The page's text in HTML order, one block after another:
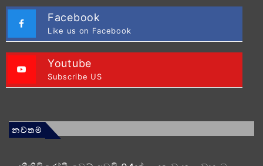
Facebook
Like us on Facebook
Youtube
Subscribe US
නවතම